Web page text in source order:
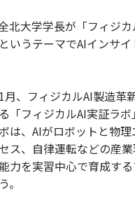
北大学学長が「フィジ
いうテーマでAIインサ
、フィジカルAI製造革
「フィジカルAI実証ラ
は、AIがロボットと物
ス、自律運転などの産
力を実習中心で育成す
。